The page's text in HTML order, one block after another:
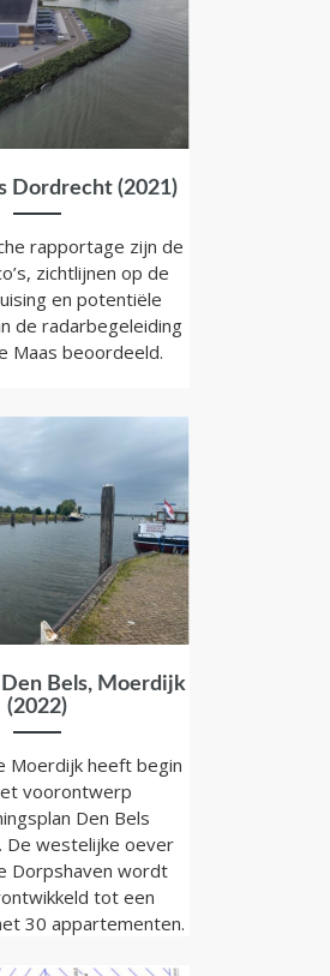
Dordrecht (2021)
rapportage zijn de
zichtlijnen op de
en potentiële
de radarbegeleiding
Maas beoordeeld.
Bels, Moerdijk
(2022)
Moerdijk heeft begin
voorontwerp
Den Bels
De westelijke oever
Dorpshaven wordt
tot een
30 appartementen.